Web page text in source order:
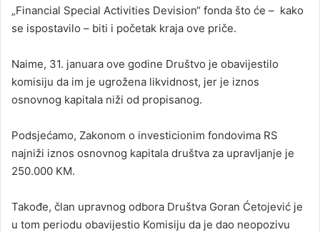
„Financial Special Activities Devision“ fonda što će – kako
se ispostavilo – biti i početak kraja ove priče.
Naime, 31. januara ove godine Društvo je obavijestilo
komisiju da im je ugrožena likvidnost, jer je iznos
osnovnog kapitala niži od propisanog.
Podsjećamo, Zakonom o investicionim fondovima RS
najniži iznos osnovnog kapitala društva za upravljanje je
250.000 KM.
Takođe, član upravnog odbora Društva Goran Ćetojević je
u tom periodu obavijestio Komisiju da je dao neopozivu